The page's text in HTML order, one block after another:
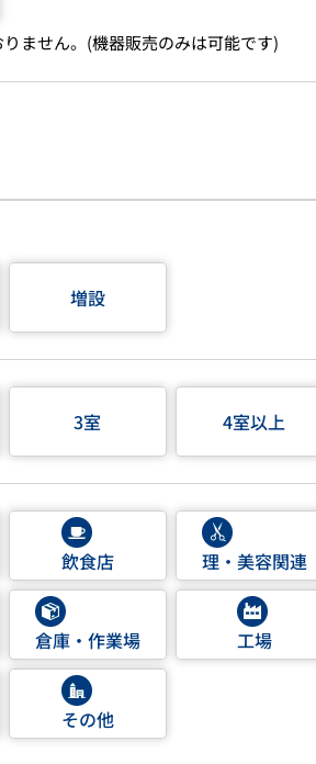
ません。(機器販売のみは可能です)
増設
3室 4室以上
飲食店 理・美容関連
倉庫・作業場 工場
その他